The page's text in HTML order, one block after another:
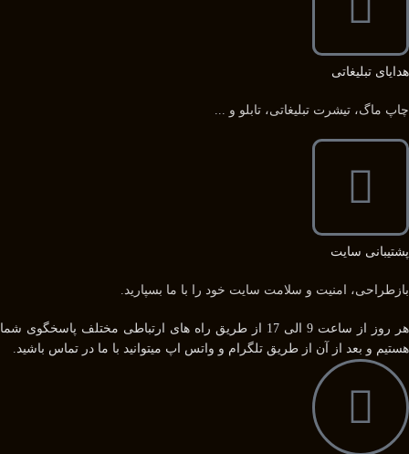
هدایای تبلیغاتی
چاپ ماگ، تیشرت تبلیغاتی، تابلو و ...
پشتیبانی سایت
بازطراحی، امنیت و سلامت سایت خود را با ما بسپارید.
هر روز از ساعت 9 الی 17 از طریق راه های ارتباطی مختلف پاسخگوی شما
هستیم و بعد از آن از طریق تلگرام و واتس اپ میتوانید با ما در تماس باشید.